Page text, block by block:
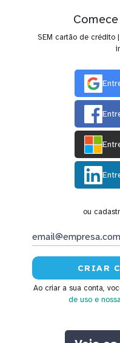
SEM cartão de crédito
ou
Ao criar a sua conta,
de uso e